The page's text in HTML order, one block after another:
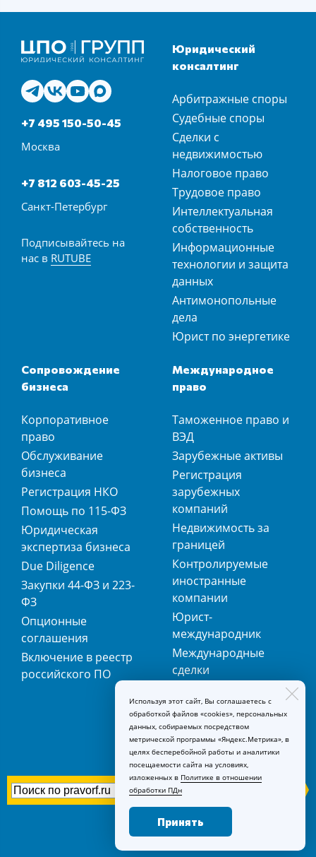
+7 495 150-50-45
Москва
+7 812 603-45-25
Санкт-Петербург
Подписывайтесь на
нас в RUTUBE
Юридический
консалтинг
Арбитражные споры
Судебные споры
Сделки с
недвижимостью
Налоговое право
Трудовое право
Интеллектуальная
собственность
Информационные
технологии и защита
данных
Антимонопольные
дела
Юрист по энергетике
Сопровождение
бизнеса
Корпоративное
право
Обслуживание
бизнеса
Регистрация НКО
Помощь по 115-ФЗ
Юридическая
экспертиза бизнеса
Due Diligence
Закупки 44-ФЗ и 223-
ФЗ
Опционные
соглашения
Включение в реестр
российского ПО
Международное
право
Таможенное право и
ВЭД
Зарубежные активы
Регистрация
зарубежных
компаний
Недвижимость за
границей
Контролируемые
иностранные
компании
Юрист-
международник
Международные
сделки
регистрация
товарных знаков
Используя этот сайт, Вы соглашаетесь с
обработкой файлов «cookies», персональных
данных, собираемых посредством
метрической программы «Яндекс.Метрика», в
целях бесперебойной работы и аналитики
посещаемости сайта на условиях,
изложенных в Политике в отношении
обработки ПДн
Принять